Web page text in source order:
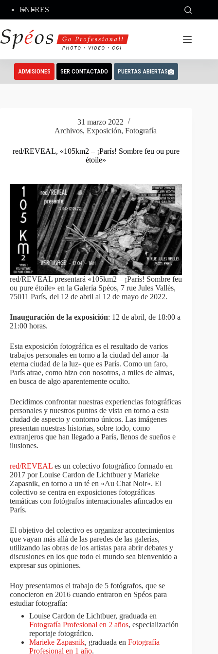
contenido
ENFRES
ADMISIONES SER CONTACTADO PUERTAS ABIERTAS
31 marzo 2022
Archivos,Exposición,Fotografía
red/REVEAL, «105km2 – ¡París! Sombre feu ou pure
étoile»
red/REVEAL presentará «105km2 – ¡París! Sombre feu
ou pure étoile» en la Galería Spéos, 7 rue Jules Vallès,
75011 París, del 12 de abril al 12 de mayo de 2022.
Inauguración de la exposición: 12 de abril, de 18:00 a
21:00 horas.
Esta exposición fotográfica es el resultado de varios
trabajos personales en torno a la ciudad del amor -la
eterna ciudad de la luz- que es París. Como un faro,
París atrae, como hizo con nosotros, a miles de almas,
en busca de algo aparentemente oculto.
Decidimos confrontar nuestras experiencias fotográficas
personales y nuestros puntos de vista en torno a esta
ciudad de aspecto y contorno únicos. Las imágenes
presentan nuestras historias, sobre todo, como
extranjeros que han llegado a París, llenos de sueños e
ilusiones.
red/REVEAL es un colectivo fotográfico formado en
2017 por Louise Cardon de Lichtbuer y Marieke
Zapasnik, en torno a un té en «Au Chat Noir». El
colectivo se centra en exposiciones fotográficas
temáticas con fotógrafos internacionales afincados en
París.
El objetivo del colectivo es organizar acontecimientos
que vayan más allá de las paredes de las galerías,
utilizando las obras de los artistas para abrir debates y
discusiones en los que todo el mundo sea bienvenido a
expresar sus opiniones.
Hoy presentamos el trabajo de 5 fotógrafos, que se
conocieron en 2016 cuando entraron en Spéos para
estudiar fotografía:
Louise Cardon de Lichtbuer, graduada en
Fotografía Profesional en 2 años, especialización
reportaje fotográfico.
Marieke Zapasnik, graduada en Fotografía
Profesional en 1 año.